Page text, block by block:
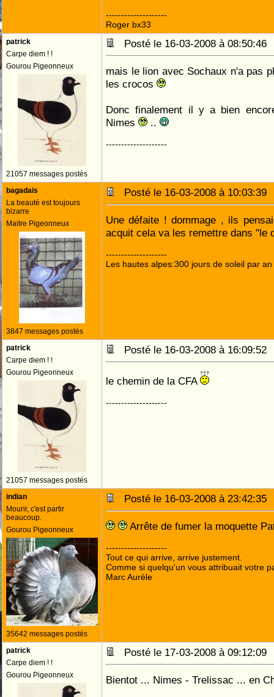
--------------------
Roger bx33
patrick
Carpe diem ! !
Gourou Pigeonneux
21057 messages postés
Posté le 16-03-2008 à
mais le lion avec Sochaux n'a pas
les crocos
Donc finalement il y a bien
Nimes
..
--------------------
bagadais
La beauté est toujours
bizarre
Maitre Pigeonneux
3847 messages postés
Posté le 16-03-2008 à
Une défaite ! dommage , ils
acquit cela va les remettre dans "le
--------------------
Les hautes alpes:300 jours de soleil par an
patrick
Carpe diem ! !
Gourou Pigeonneux
21057 messages postés
Posté le 16-03-2008 à
le chemin de la CFA
--------------------
indian
Mourir, c'est partir
beaucoup.
Gourou Pigeonneux
35642 messages postés
Posté le 16-03-2008 à
Arrête de fumer la moquette
--------------------
Tout ce qui arrive, arrive justement.
Comme si quelqu'un vous attribuait votre
Marc Aurèle
patrick
Carpe diem ! !
Gourou Pigeonneux
Posté le 17-03-2008 à
Bientot ... Nimes - Trelissac ... en